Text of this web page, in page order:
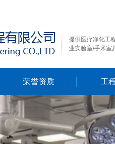
提供医疗净化工
业实验室/手术室
荣誉资质 工